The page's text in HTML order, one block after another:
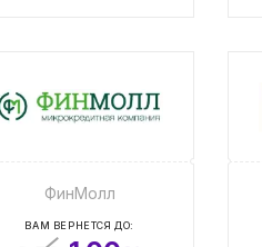
ФинМолл
ВАМ ВЕРНЕТСЯ ДО: